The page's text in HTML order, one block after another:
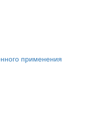
применения